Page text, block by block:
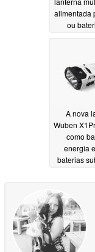
alimentada
ou
A nova
Wuben
como
energia
baterias